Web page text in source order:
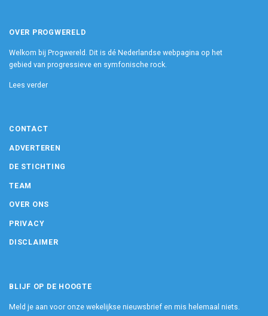
OVER PROGWERELD
Welkom bij Progwereld. Dit is dé Nederlandse webpagina op het
gebied van progressieve en symfonische rock.
Lees verder
CONTACT
ADVERTEREN
DE STICHTING
TEAM
OVER ONS
PRIVACY
DISCLAIMER
BLIJF OP DE HOOGTE
Meld je aan voor onze wekelijkse nieuwsbrief en mis helemaal niets.